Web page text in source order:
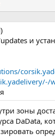
и
зоны
DaData,